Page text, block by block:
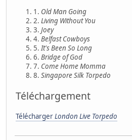
1. Old Man Going
2. Living Without You
3. Joey
4. Belfast Cowboys
5.It's Been So Long
6. Bridge of God
7. Come Home Momma
8. Singapore Silk Torpedo
Téléchargement
TéléchargerLondon Live Torpedo